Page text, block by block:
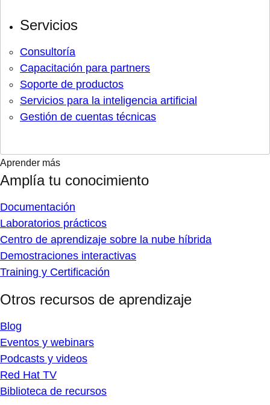
Servicios
Consultoría
Capacitación para partners
Soporte de productos
Servicios para la inteligencia artificial
Gestión de cuentas técnicas
Aprender más
Amplía tu conocimiento
Documentación
Laboratorios prácticos
Centro de aprendizaje sobre la nube híbrida
Demostraciones interactivas
Training y Certificación
Otros recursos de aprendizaje
Blog
Eventos y webinars
Podcasts y videos
Red Hat TV
Biblioteca de recursos